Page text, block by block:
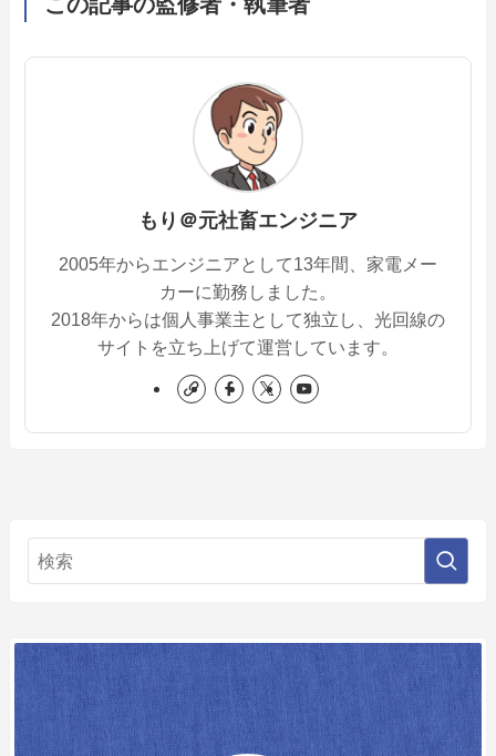
もり＠元社畜エンジニア
2005年からエンジニアとして13年間、家電メー
カーに勤務しました。
2018年からは個人事業主として独立し、光回線の
サイトを立ち上げて運営しています。